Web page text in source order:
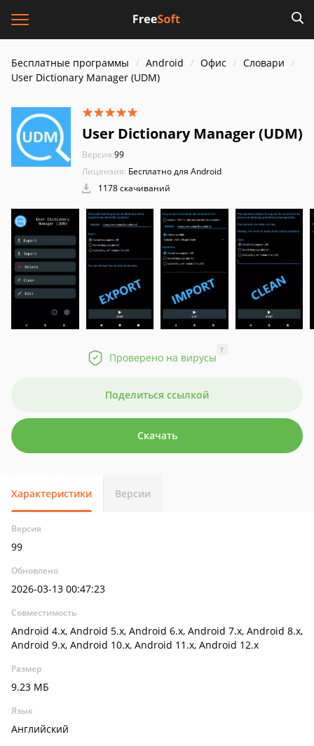
Бесплатные программы Android Офис
Словари
User Dictionary Manager (UDM)
User Dictionary Manager (UDM)
Версия:99
Лицензия: Бесплатно для Android
1178 скачиваний
Проверено на вирусы
?
Поделиться ссылкой
Скачать
Характеристики Версии
Версия
99
Обновлено
2026-03-13 00:47:23
Совместимость
Android 4.x, Android 5.x, Android 6.x, Android 7.x, Android 8.x,
Android 9.x, Android 10.x, Android 11.x, Android 12.x
Размер
9.23 МБ
Язык
Английский